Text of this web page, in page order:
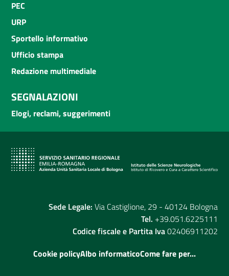
PEC
URP
Sportello informativo
Ufficio stampa
Redazione multimediale
SEGNALAZIONI
Elogi, reclami, suggerimenti
Sede Legale: Via Castiglione, 29 - 40124 Bologna
Tel. +39.051.6225111
Codice fiscale e Partita Iva02406911202
Cookie policyAlbo informaticoCome fare per...